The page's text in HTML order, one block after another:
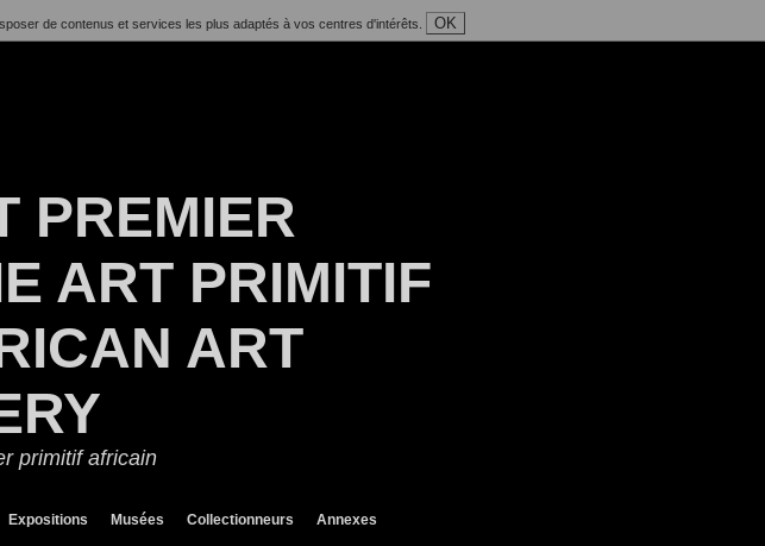
de contenus et services les plus adaptés à vos centres d'intérêts. OK
PREMIER
ART PRIMITIF
ART
primitif africain
Expositions Musées Collectionneurs Annexes